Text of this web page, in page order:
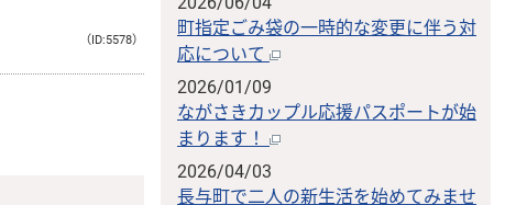
（ID:5578）
町指定ごみ袋の一時的な変更に伴う対
応について
2026/01/09
ながさきカップル応援パスポートが始
まります！
2026/04/03
長与町で二人の新生活を始めてみませ